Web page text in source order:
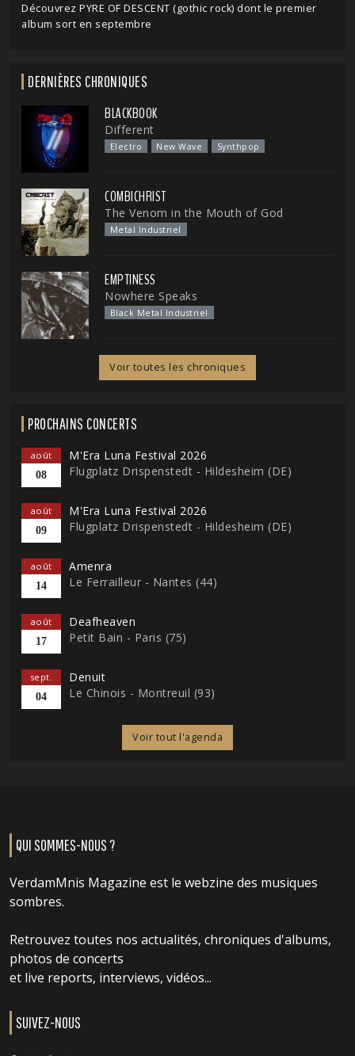
Découvrez PYRE OF DESCENT (gothic rock) dont le premier
album sort en septembre
DERNIÈRES CHRONIQUES
BLACKBOOK
Different
Electro New Wave Synthpop
COMBICHRIST
The Venom in the Mouth of God
Metal Industriel
EMPTINESS
Nowhere Speaks
Black Metal Industriel
Voir toutes les chroniques
PROCHAINS CONCERTS
août
08
M'Era Luna Festival 2026
Flugplatz Drispenstedt - Hildesheim (DE)
août
09
M'Era Luna Festival 2026
Flugplatz Drispenstedt - Hildesheim (DE)
août
14
Amenra
Le Ferrailleur - Nantes (44)
août
17
Deafheaven
Petit Bain - Paris (75)
sept.
04
Denuit
Le Chinois - Montreuil (93)
Voir tout l'agenda
QUI SOMMES-NOUS ?
VerdamMnis Magazine est le webzine des musiques
sombres.
Retrouvez toutes nos actualités, chroniques d'albums,
photos de concerts
et live reports, interviews, vidéos...
SUIVEZ-NOUS